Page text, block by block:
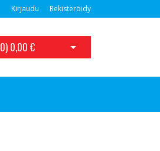
Kirjaudu Rekisteröidy
0) 0,00 € Avaa ostoskori